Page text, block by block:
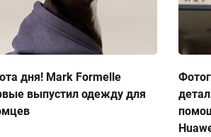
дня! Mark Formelle
выпустил одежду для